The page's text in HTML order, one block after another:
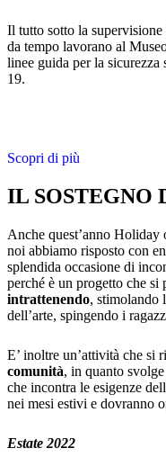
Il tutto sotto la
da tempo lavorano al
linee guida per la sicurezza
19.
Scopri di più
IL SOSTEGNO
Anche quest’anno
noi abbiamo risposto con
splendida occasione di
perché è un progetto che
intrattenendo, stimolando
dell’arte, spingendo i
E’ inoltre un’attività che si
comunità, in quanto
che incontra le esigenze
nei mesi estivi e dovranno
Estate 2022